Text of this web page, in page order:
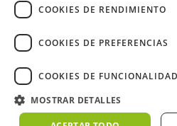
2026 ©NextCaddy.
Política de Cookies
COOKIES DE RENDIMIENTO
COOKIES DE PREFERENCIAS
COOKIES DE FUNCIONALIDAD
MOSTRAR DETALLES